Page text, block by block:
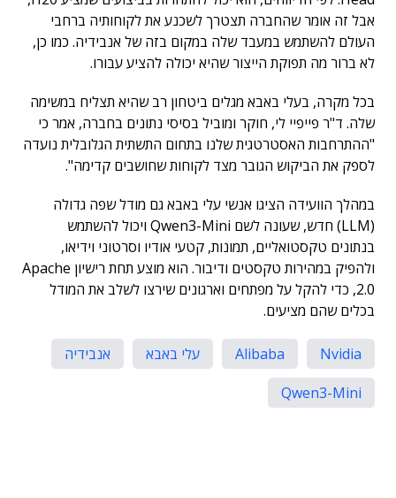
אבל זה אומר שהחברה תצטרך לשכנע את לקוחותיה ברחבי
העולם להשתמש במעבד שלה במקום בזה של אנבידיה. כמו כן,
לא ברור מה תפוקת הייצור שהיא יכולה להציע עבורו.
בכל מקרה, בעלי באבא מגלים ביטחון רב שהיא תצליח במשימה
שלה. ד"ר פייפיי לי, חוקר ומוביל בסיסי נתונים בחברה, אמר כי
"ההתרחבות האסטרטגית שלנו בתחום התשתית הגלובלית נועדה
לספק את הביקוש הגובר מצד לקוחות שחושבים קדימה".
במהלך הוועידה הציגו אנשי עלי באבא גם מודל שפה גדולה
(LLM) חדש, שעונה לשם Qwen3-Mini ויכול להשתמש
בנתונים טקסטואליים, תמונות, קטעי אודיו וסרטוני וידיאו,
ולהפיק במהירות טקסטים ודיבור. הוא מוצע תחת רישיון Apache
2.0, כדי להקל על מפתחים וארגונים שירצו לשלב את המודל
בכלים שהם מציעים.
Nvidia
Alibaba עלי באבא
אנבידיה
Qwen3-Mini